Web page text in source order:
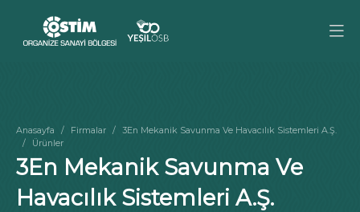
Anasayfa Firmalar
3En Mekanik Savunma Ve Havacılık Sistemleri A.Ş.
Ürünler
3En Mekanik Savunma Ve
Havacılık Sistemleri A.Ş.